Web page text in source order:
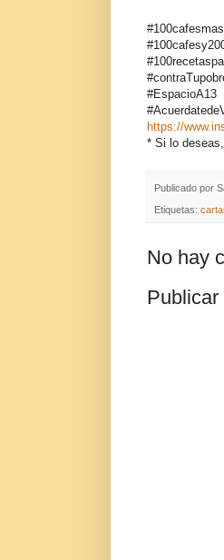
#EspacioA13
https://
* Si lo
Publicado por
Etiquetas:
No hay